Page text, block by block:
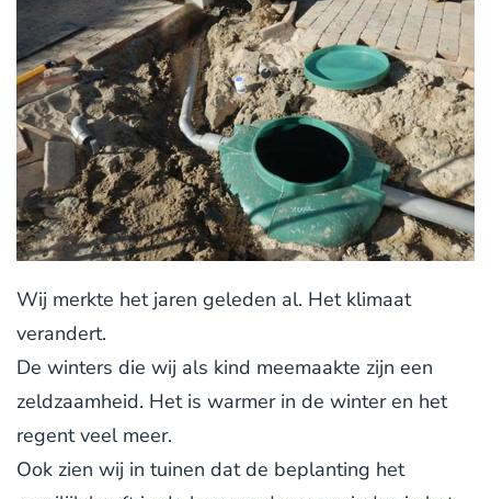
Wij merkte het jaren geleden al. Het klimaat
verandert.
De winters die wij als kind meemaakte zijn een
zeldzaamheid. Het is warmer in de winter en het
regent veel meer.
Ook zien wij in tuinen dat de beplanting het